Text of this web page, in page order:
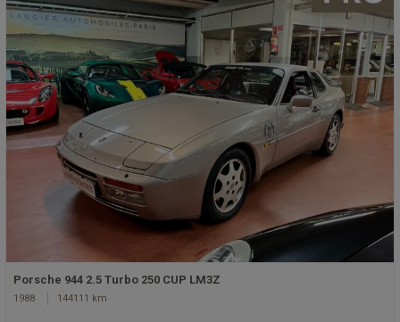
Porsche 944 2.5 Turbo 250 CUP LM3Z
1988 144111 km